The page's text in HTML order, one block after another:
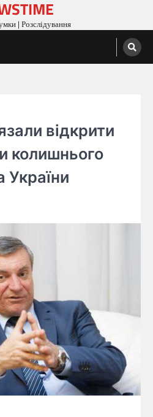
| Розслідування
відкрити
колишнього
України